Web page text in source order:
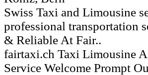
Swiss Taxi and Limousine
professional transportation
& Reliable At Fair..
fairtaxi.ch Taxi Limousine
Service Welcome Prompt